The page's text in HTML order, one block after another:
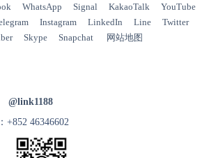
WhatsApp Signal KakaoTalk
YouTube
Instagram LinkedIn Line
Twitter
Skype Snapchat 网站地图
@link1188
+852 46346602